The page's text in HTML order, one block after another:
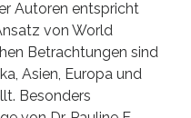
Autoren entspricht
von World
Betrachtungen sind
Asien, Europa und
Besonders